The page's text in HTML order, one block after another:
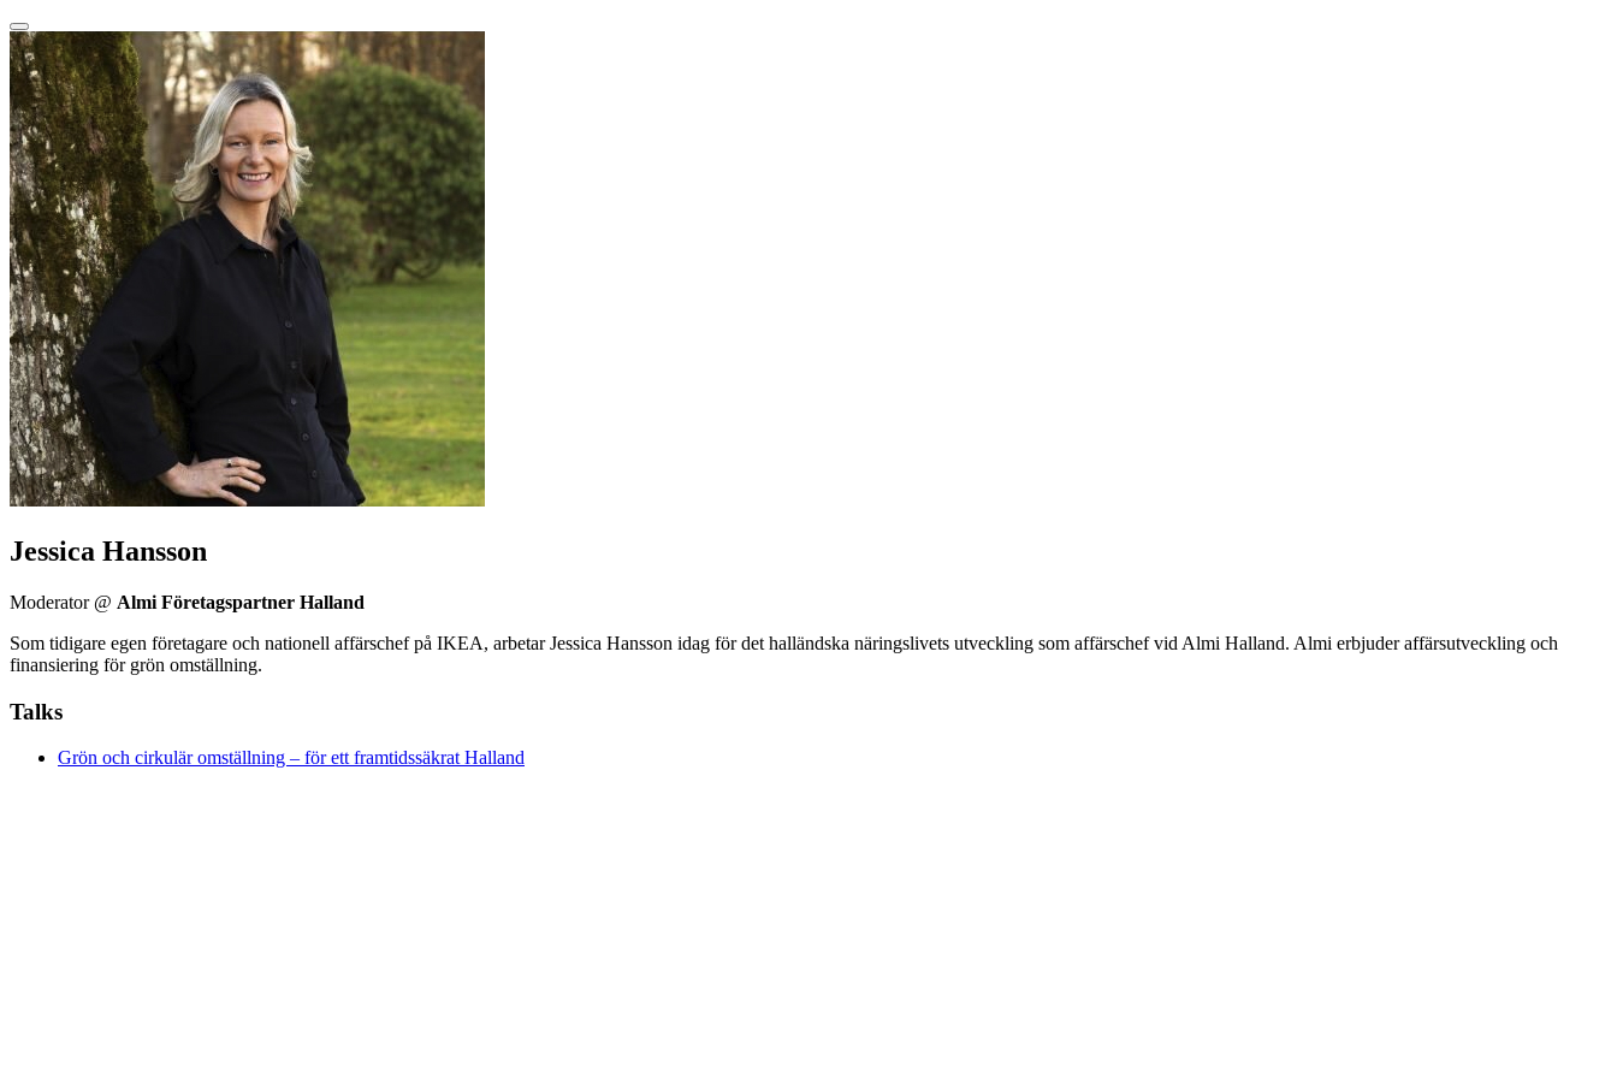
Jessica Hansson
Moderator @ Almi Företagspartner Halland
Som tidigare egen företagare och nationell affärschef på IKEA, arbetar Jessica Hansson idag för det halländska näringslivets utveckling som affärschef vid Almi Halland. Almi erbjuder affärsutveckling och
finansiering för grön omställning.
Talks
Grön och cirkulär omställning – för ett framtidssäkrat Halland